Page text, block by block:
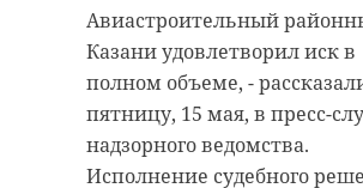
Авиастроительный
Казани удовлетворил иск в
полном объеме, -
пятницу, 15 мая, в пресс-
надзорного ведомства.
Исполнение судебного
нарушений не
В Следственном
России по Ленинградской
начата процессуальная
Председатель
загрызут, но урок дадут на
жизнь.
Историческая родина
енотовидных собак -
Восток. Оттуда их